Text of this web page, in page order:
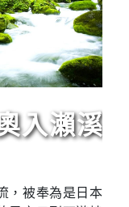
入瀨溪
，被奉為是日本